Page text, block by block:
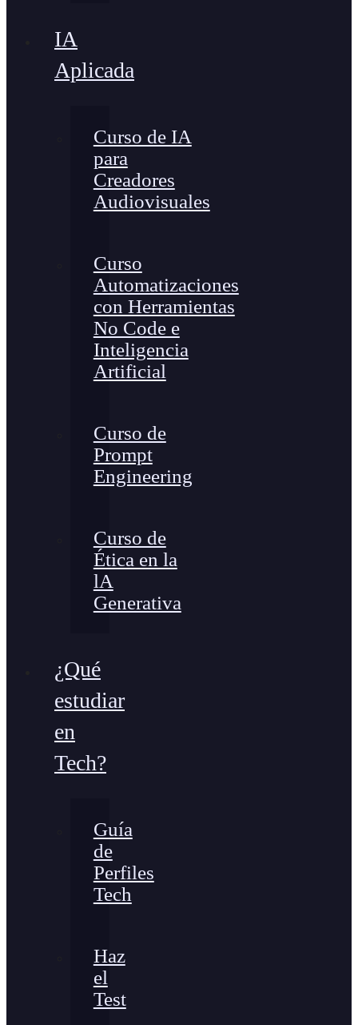
IA
Aplicada
Curso de IA
para
Creadores
Audiovisuales
Curso
Automatizaciones
con Herramientas
No Code e
Inteligencia
Artificial
Curso de
Prompt
Engineering
Curso de
Ética en la
lA
Generativa
¿Qué
estudiar
en
Tech?
Guía
de
Perfiles
Tech
Haz
el
Test